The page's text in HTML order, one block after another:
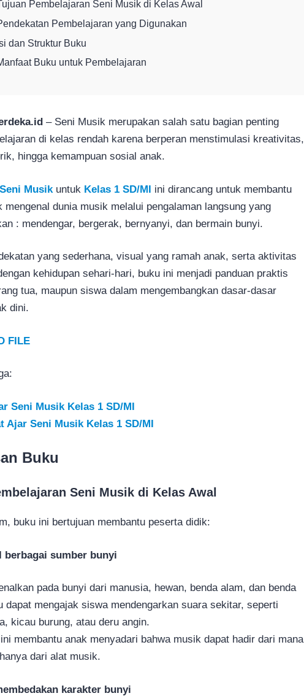
Pembelajaran Seni Musik di Kelas Awal
Pembelajaran yang Digunakan
dan Struktur Buku
Buku untuk Pembelajaran
– Seni Musik merupakan salah satu bagian penting
di kelas rendah karena berperan menstimulasi kreativitas,
hingga kemampuan sosial anak.
Musik untuk Kelas 1 SD/MI ini dirancang untuk membantu
mengenal dunia musik melalui pengalaman langsung yang
: mendengar, bergerak, bernyanyi, dan bermain bunyi.
yang sederhana, visual yang ramah anak, serta aktivitas
kehidupan sehari-hari, buku ini menjadi panduan praktis
tua, maupun siswa dalam mengembangkan dasar-dasar
dini.
FILE
Seni Musik Kelas 1 SD/MI
Ajar Seni Musik Kelas 1 SD/MI
Buku
Seni Musik di Kelas Awal
buku ini bertujuan membantu peserta didik:
berbagai sumber bunyi
pada bunyi dari manusia, hewan, benda alam, dan benda
dapat mengajak siswa mendengarkan suara sekitar, seperti
kicau burung, atau deru angin.
membantu anak menyadari bahwa musik dapat hadir dari mana
dari alat musik.
karakter bunyi